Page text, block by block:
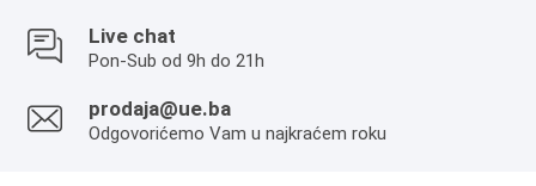
Live chat
Pon-Sub od 9h do 21h
prodaja@ue.ba
Odgovorićemo Vam u najkraćem roku